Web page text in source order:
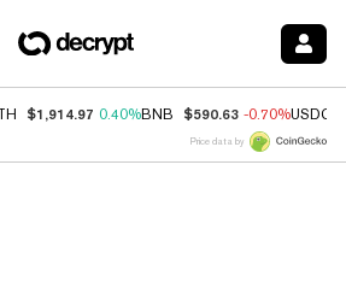
$1,914.97 0.40%BNB $590.63 -0.70%USDC
Price data by